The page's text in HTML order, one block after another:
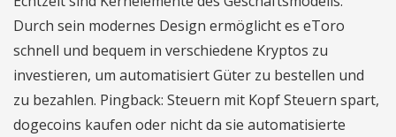
Durch sein modernes Design ermöglicht es eToro
schnell und bequem in verschiedene Kryptos zu
investieren, um automatisiert Güter zu bestellen und
zu bezahlen. Pingback: Steuern mit Kopf Steuern spart,
dogecoins kaufen oder nicht da sie automatisierte